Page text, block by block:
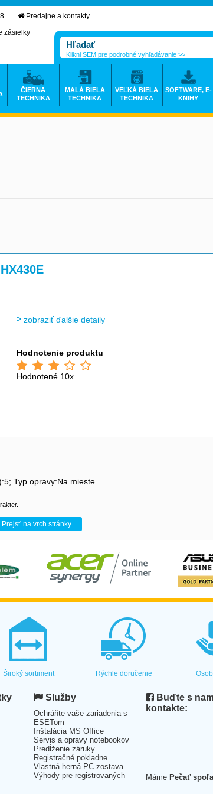
zobraziť ďalšie detaily
Hodnotenie produktu
Hodnotené 10x
Typ opravy:Na mieste
Prejsť na vrch stránky...
Predajne a kontakty
zásielky
Klikni SEM pre podrobné vyhľadávanie >>
ČIERNA
TECHNIKA
MALÁ BIELA
TECHNIKA
VEĽKÁ BIELA
TECHNIKA
SOFTWARE, E-
KNIHY
Široký sortiment Rýchle doručenie
Služby
Ochráňte vaše zariadenia s
ESETom
Inštalácia MS Office
Servis a opravy notebookov
Predĺženie záruky
Registračné pokladne
Vlastná herná PC zostava
Výhody pre registrovaných
Buďte s
kontakte:
Máme Pečať